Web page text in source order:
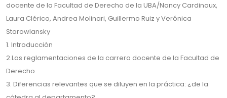
docente de la Facultad de Derecho de la UBA/Nancy Cardinaux,
Laura Clérico, Andrea Molinari, Guillermo Ruiz y Verónica
Starowlansky
1. Introducción
2.Las reglamentaciones de la carrera docente de la Facultad de
Derecho
3. Diferencias relevantes que se diluyen en la práctica: ¿de la